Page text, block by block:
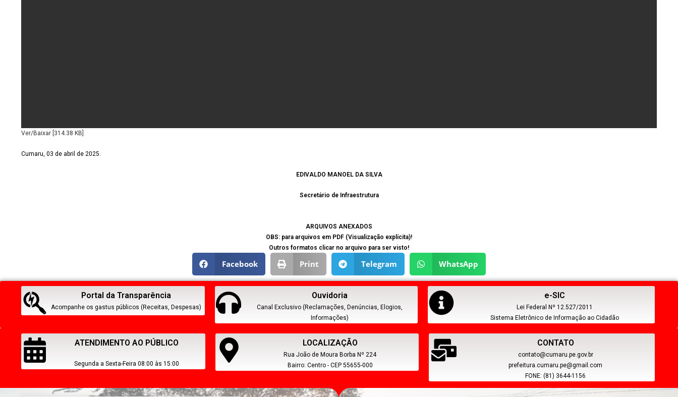
Ver/Baixar [314.38 KB]
Cumaru, 03 de abril de 2025.
EDIVALDO MANOEL DA SILVA
Secretário de Infraestrutura
ARQUIVOS ANEXADOS
OBS: para arquivos em PDF (Visualização explícita)!
Outros formatos clicar no arquivo para ser visto!
Facebook Print Telegram WhatsApp
Portal da Transparência
Acompanhe os gastus públicos (Receitas, Despesas)
Ouvidoria
Canal Exclusivo (Reclamações, Denúncias, Elogios,
Informações)
e-SIC
Lei Federal Nº 12.527/2011
Sistema Eletrônico de Informação ao Cidadão
ATENDIMENTO AO PÚBLICO
Segunda a Sexta-Feira 08:00 às 15:00
LOCALIZAÇÃO
Rua João de Moura Borba Nº 224
Bairro: Centro - CEP 55655-000
CONTATO
contato@cumaru.pe.gov.br
prefeitura.cumaru.pe@gmail.com
FONE: (81) 3644-1156